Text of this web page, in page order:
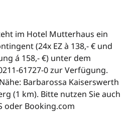
im Hotel Mutterhaus ein
(24x EZ à 138,- € und
á 158,- €) unter dem
61727-0 zur Verfügung.
Barbarossa Kaiserswerth
(1 km). Bitte nutzen Sie auch
oder Booking.com